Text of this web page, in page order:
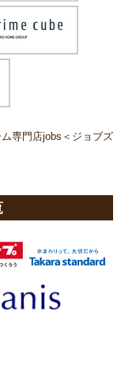
専門店jobs＜ジョブズ